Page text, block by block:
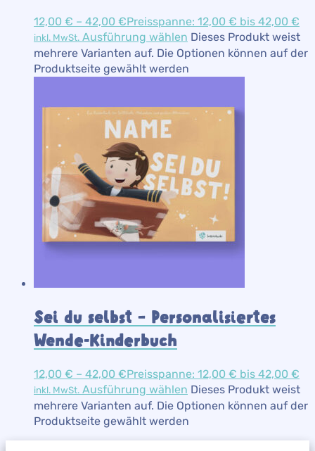
12,00 € – 42,00 €Preisspanne: 12,00 € bis 42,00 €
inkl. MwSt. Ausführung wählen Dieses Produkt weist
mehrere Varianten auf. Die Optionen können auf der
Produktseite gewählt werden
Sei du selbst – Personalisiertes
Wende-Kinderbuch
12,00 € – 42,00 €Preisspanne: 12,00 € bis 42,00 €
inkl. MwSt. Ausführung wählen Dieses Produkt weist
mehrere Varianten auf. Die Optionen können auf der
Produktseite gewählt werden